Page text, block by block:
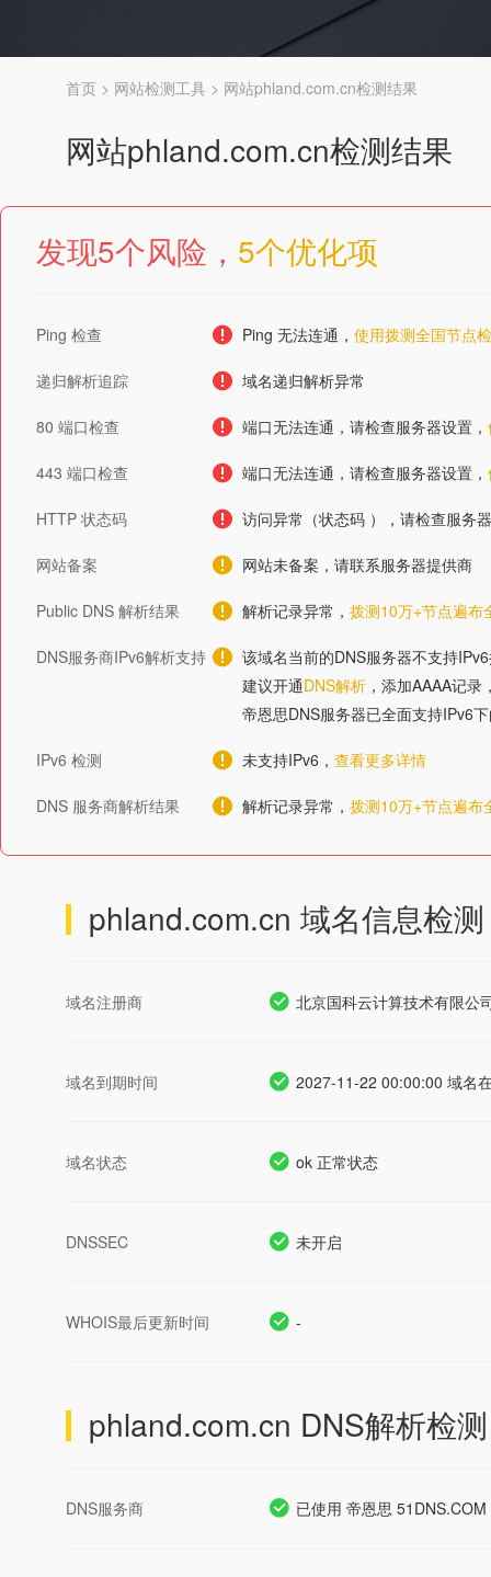
首页 > 网站检测工具 > 网站phland.com.cn检测结果
网站phland.com.cn检测结果
发现5个风险， 5个优化项
Ping 检查 Ping 无法连通， 使用拨测全国节点
递归解析追踪 域名递归解析异常
80 端口检查 端口无法连通，请检查服务器设置，
443 端口检查 端口无法连通，请检查服务器设置，
HTTP 状态码 访问异常（状态码 ），请检查服务
网站备案 网站未备案，请联系服务器提供商
Public DNS 解析结果 解析记录异常， 拨测10万+节点遍布
DNS服务商IPv6解析支持
该域名当前的DNS服务器不支持
建议开通DNS解析 ，添加AAAA记
帝恩思DNS服务器已全面支持IPv6
IPv6 检测 未支持IPv6， 查看更多详情
DNS 服务商解析结果 解析记录异常， 拨测10万+节点遍布
phland.com.cn 域名信息检
域名注册商 北京国科云计算技术有限公
域名到期时间 2027-11-22 00:00:00 域名
域名状态 ok 正常状态
DNSSEC 未开启
WHOIS最后更新时间 -
phland.com.cn DNS解析检测
DNS服务商 已使用 帝恩思